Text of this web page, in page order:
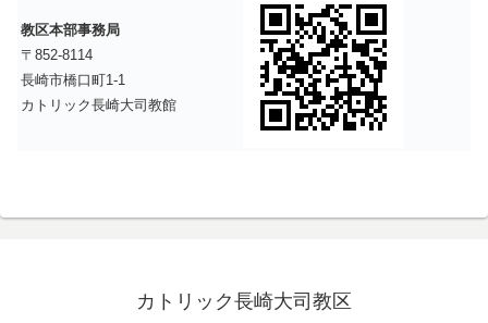
教区本部事務局
〒852-8114
長崎市橋口町1-1
カトリック長崎大司教館
カトリック長崎大司教区